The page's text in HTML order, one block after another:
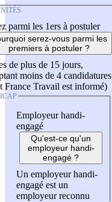
parmi les 1ers à postuler
serez-vous parmi les
premiers à postuler ?
de plus de 15 jours,
moins de 4 candidatures
France Travail est informé)
Employeur handi-
engagé
Qu'est-ce qu'un
employeur handi-
engagé ?
Un employeur handi-
engagé est un
employeur reconnu